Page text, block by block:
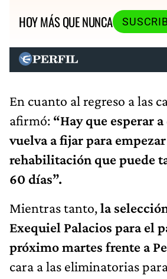
HOY MÁS QUE NUNCA
En cuanto al regreso a las
afirmó: “Hay que esperar
vuelva a fijar para
rehabilitación que puede
60 días”.
Mientras tanto,la
Exequiel Palacios para el
próximo martes frente a
cara a las eliminatorias